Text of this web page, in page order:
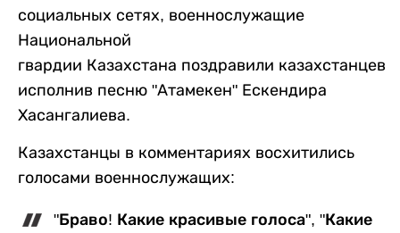
социальных сетях, военнослужащие
Национальной
гвардии Казахстана поздравили казахстанцев
исполнив песню "Атамекен" Ескендира
Хасангалиева.
Казахстанцы в комментариях восхитились
голосами военнослужащих:
"Браво! Какие красивые голоса", "Какие